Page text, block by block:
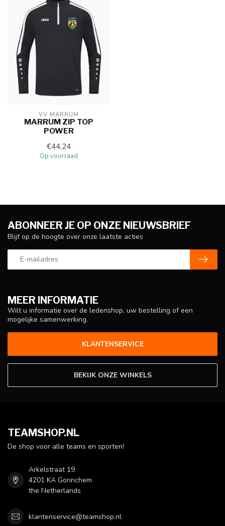
VV MARRUM
MARRUM ZIP TOP
POWER
€44,24
Op voorraad
MEER INFORMATIE
Wilt u informatie over de ledenshop, uw bestelling of een
mogelijke samenwerking.
KLANTENSERVICE
BEKIJK ONZE WINKELS
ABONNEER JE OP ONZE NIEUWSBRIEF
Blijf op de hoogte over onze laatste acties
TEAMSHOP.NL
De shop voor alle teams en sporten!
Arkelstraat 19
4201 KA Gorinchem
the Netherlands
klantenservice@teamshop.nl